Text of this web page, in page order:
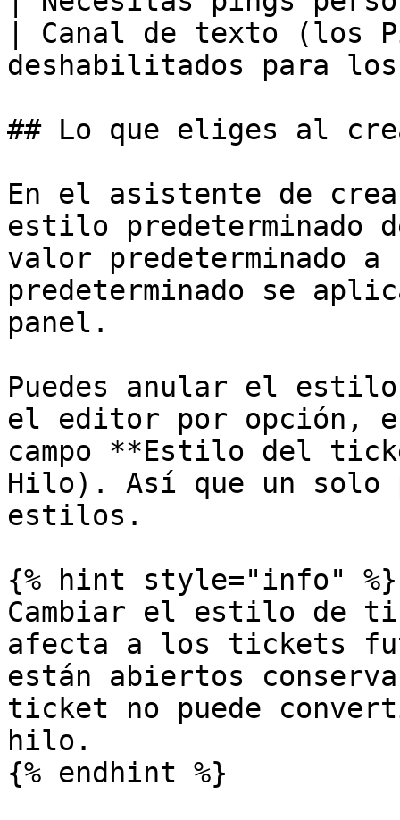
| Canal de texto (los
deshabilitados para
## Lo que eliges al
En el asistente de
estilo
valor predeterminado
predeterminado se
panel.
Puedes anular el
el editor por opción,
campo **Estilo del
Hilo). Así que un solo
estilos.
{% hint style="info" %}
Cambiar el estilo de
afecta a los tickets
están abiertos
ticket no puede
hilo.
{% endhint %}